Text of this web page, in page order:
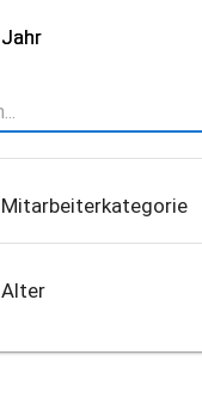
Jahr
Mitarbeiterkategorie
Alter